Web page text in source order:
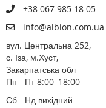
+38 067 985 18 05
info@albion.com.ua
вул. Центральна 252,
с. Іза, м.Хуст,
Закарпатська обл
Пн - Пт 8:00–18:00
Сб - Нд вихідний